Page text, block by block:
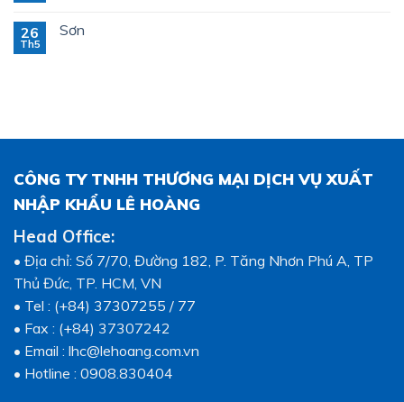
26
Th5
Sơn
CÔNG TY TNHH THƯƠNG MẠI DỊCH VỤ XUẤT
NHẬP KHẨU LÊ HOÀNG
Head Office:
• Địa chỉ: Số 7/70, Đường 182, P. Tăng Nhơn Phú A, TP
Thủ Đức, TP. HCM, VN
• Tel : (+84) 37307255 / 77
• Fax : (+84) 37307242
• Email : lhc@lehoang.com.vn
• Hotline : 0908.830404